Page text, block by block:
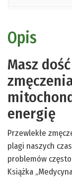
Opis
Masz
energię
Przewlekłe
plagi naszych
problemów
Książka